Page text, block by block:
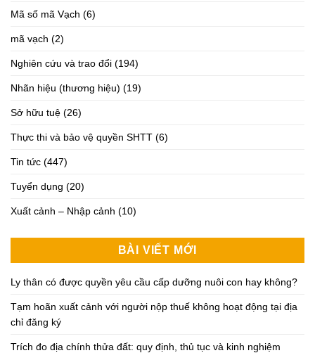
Mã số mã Vạch (6)
mã vạch (2)
Nghiên cứu và trao đổi (194)
Nhãn hiệu (thương hiệu) (19)
Sở hữu tuệ (26)
Thực thi và bảo vệ quyền SHTT (6)
Tin tức (447)
Tuyển dụng (20)
Xuất cảnh – Nhập cảnh (10)
BÀI VIẾT MỚI
Ly thân có được quyền yêu cầu cấp dưỡng nuôi con hay không?
Tạm hoãn xuất cảnh với người nộp thuế không hoạt động tại địa
chỉ đăng ký
Trích đo địa chính thửa đất: quy định, thủ tục và kinh nghiệm